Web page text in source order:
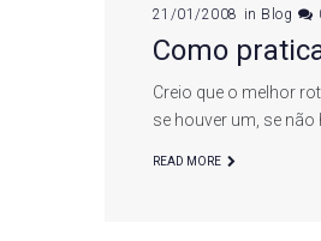
21/01/2008 in Blog
Como
Creio que o melhor
se houver um, se não
READ MORE